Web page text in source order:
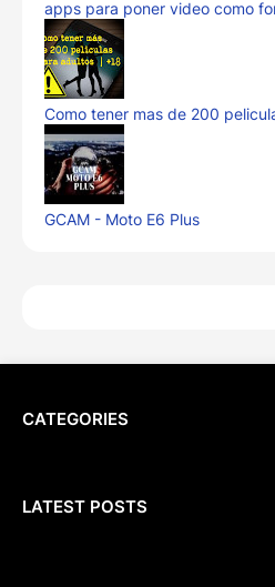
apps para poner video como
Como tener mas de 200
GCAM - Moto E6 Plus
CATEGORIES
LATEST POSTS